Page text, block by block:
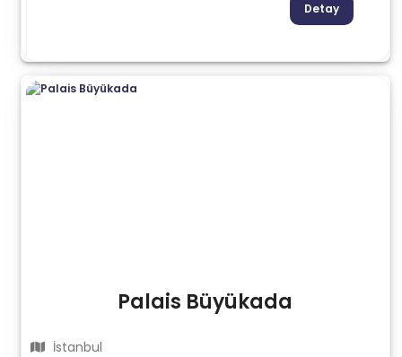
Detay
Palais Büyükada
İstanbul